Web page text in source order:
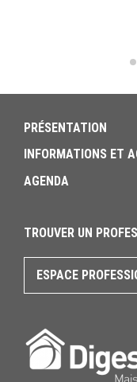
PRÉSENTATION
INFORMATIONS ET
AGENDA
TROUVER UN
ESPACE